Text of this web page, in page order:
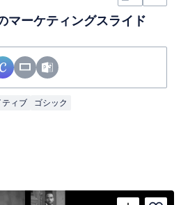
マーケティングスライド
ティブ ゴシック